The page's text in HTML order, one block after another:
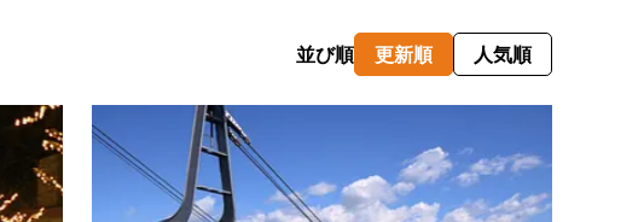
並び順 更新順 人気順